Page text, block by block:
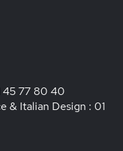
45 77 80 40
& Italian Design : 01